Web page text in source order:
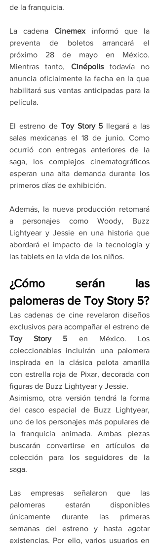
de la franquicia.
La cadena Cinemex informó que la
preventa de boletos arrancará el
próximo 28 de mayo en México.
Mientras tanto, Cinépolis todavía no
anuncia oficialmente la fecha en la que
habilitará sus ventas anticipadas para la
película.
El estreno de Toy Story 5 llegará a las
salas mexicanas el 18 de junio. Como
ocurrió con entregas anteriores de la
saga, los complejos cinematográficos
esperan una alta demanda durante los
primeros días de exhibición.
Además, la nueva producción retomará
a personajes como Woody, Buzz
Lightyear y Jessie en una historia que
abordará el impacto de la tecnología y
las tablets en la vida de los niños.
¿Cómo serán las
palomeras de Toy Story 5?
Las cadenas de cine revelaron diseños
Toy Story 5 en México. Los
coleccionables incluirán una palomera
inspirada en la clásica pelota amarilla
con estrella roja de Pixar, decorada con
figuras de Buzz Lightyear y Jessie.
Asimismo, otra versión tendrá la forma
del casco espacial de Buzz Lightyear,
uno de los personajes más populares de
la franquicia animada. Ambas piezas
buscarán convertirse en artículos de
colección para los seguidores de la
saga.
Las empresas señalaron que las
palomeras estarán disponibles
únicamente durante las primeras
semanas del estreno y hasta agotar
existencias. Por ello, varios usuarios en